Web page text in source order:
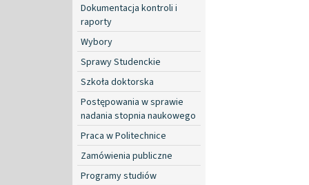
Dokumentacja kontroli i
raporty
Wybory
Sprawy Studenckie
Szkoła doktorska
Postępowania w sprawie
nadania stopnia naukowego
Praca w Politechnice
Zamówienia publiczne
Programy studiów